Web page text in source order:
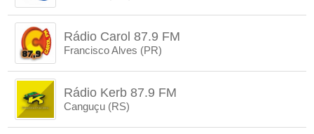
Rádio Carol 87.9 FM
Francisco Alves (PR)
Rádio Kerb 87.9 FM
Canguçu (RS)